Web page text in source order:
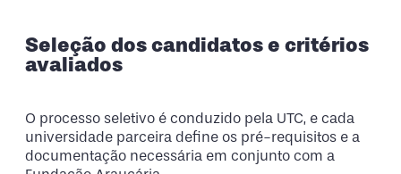
Seleção dos candidatos e critérios
avaliados
O processo seletivo é conduzido pela UTC, e cada
universidade parceira define os pré-requisitos e a
documentação necessária em conjunto com a